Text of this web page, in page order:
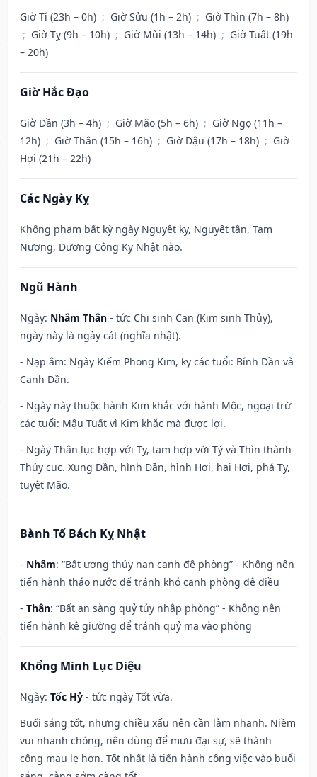
Giờ Tí (23h – 0h) ; Giờ Sửu (1h – 2h) ; Giờ Thìn (7h – 8h)
; Giờ Tỵ (9h – 10h) ; Giờ Mùi (13h – 14h) ; Giờ Tuất (19h
– 20h)
Giờ Hắc Đạo
Giờ Dần (3h – 4h) ; Giờ Mão (5h – 6h) ; Giờ Ngọ (11h –
12h) ; Giờ Thân (15h – 16h) ; Giờ Dậu (17h – 18h) ; Giờ
Hợi (21h – 22h)
Các Ngày Kỵ
Không phạm bất kỳ ngày Nguyệt kỵ, Nguyệt tận, Tam
Nương, Dương Công Kỵ Nhật nào.
Ngũ Hành
Ngày: Nhâm Thân - tức Chi sinh Can (Kim sinh Thủy),
ngày này là ngày cát (nghĩa nhật).
- Nạp âm: Ngày Kiếm Phong Kim, kỵ các tuổi: Bính Dần và
Canh Dần.
- Ngày này thuộc hành Kim khắc với hành Mộc, ngoại trừ
các tuổi: Mậu Tuất vì Kim khắc mà được lợi.
- Ngày Thân lục hợp với Tỵ, tam hợp với Tý và Thìn thành
Thủy cục. Xung Dần, hình Dần, hình Hợi, hại Hợi, phá Tỵ,
tuyệt Mão.
Bành Tổ Bách Kỵ Nhật
- Nhâm: “Bất ương thủy nan canh đê phòng” - Không nên
tiến hành tháo nước để tránh khó canh phòng đê điều
- Thân: “Bất an sàng quỷ túy nhập phòng” - Không nên
tiến hành kê giường để tránh quỷ ma vào phòng
Khổng Minh Lục Diệu
Ngày: Tốc Hỷ - tức ngày Tốt vừa.
Buổi sáng tốt, nhưng chiều xấu nên cần làm nhanh. Niềm
vui nhanh chóng, nên dùng để mưu đại sự, sẽ thành
công mau lẹ hơn. Tốt nhất là tiến hành công việc vào buổi